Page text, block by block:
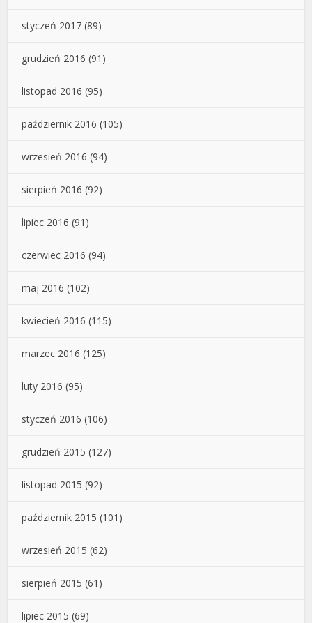
styczeń 2017 (89)
grudzień 2016 (91)
listopad 2016 (95)
październik 2016 (105)
wrzesień 2016 (94)
sierpień 2016 (92)
lipiec 2016 (91)
czerwiec 2016 (94)
maj 2016 (102)
kwiecień 2016 (115)
marzec 2016 (125)
luty 2016 (95)
styczeń 2016 (106)
grudzień 2015 (127)
listopad 2015 (92)
październik 2015 (101)
wrzesień 2015 (62)
sierpień 2015 (61)
lipiec 2015 (69)